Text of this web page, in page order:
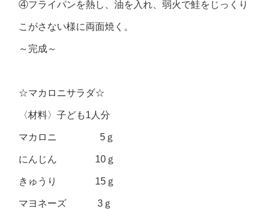
④フライパンを熱し、油を入れ、弱火で鮭をじっくり
こがさない様に両面焼く。
～完成～
☆マカロニサラダ☆
〈材料〉子ども1人分
マカロニ 5ｇ
にんじん 10ｇ
きゅうり 15ｇ
マヨネーズ 3ｇ